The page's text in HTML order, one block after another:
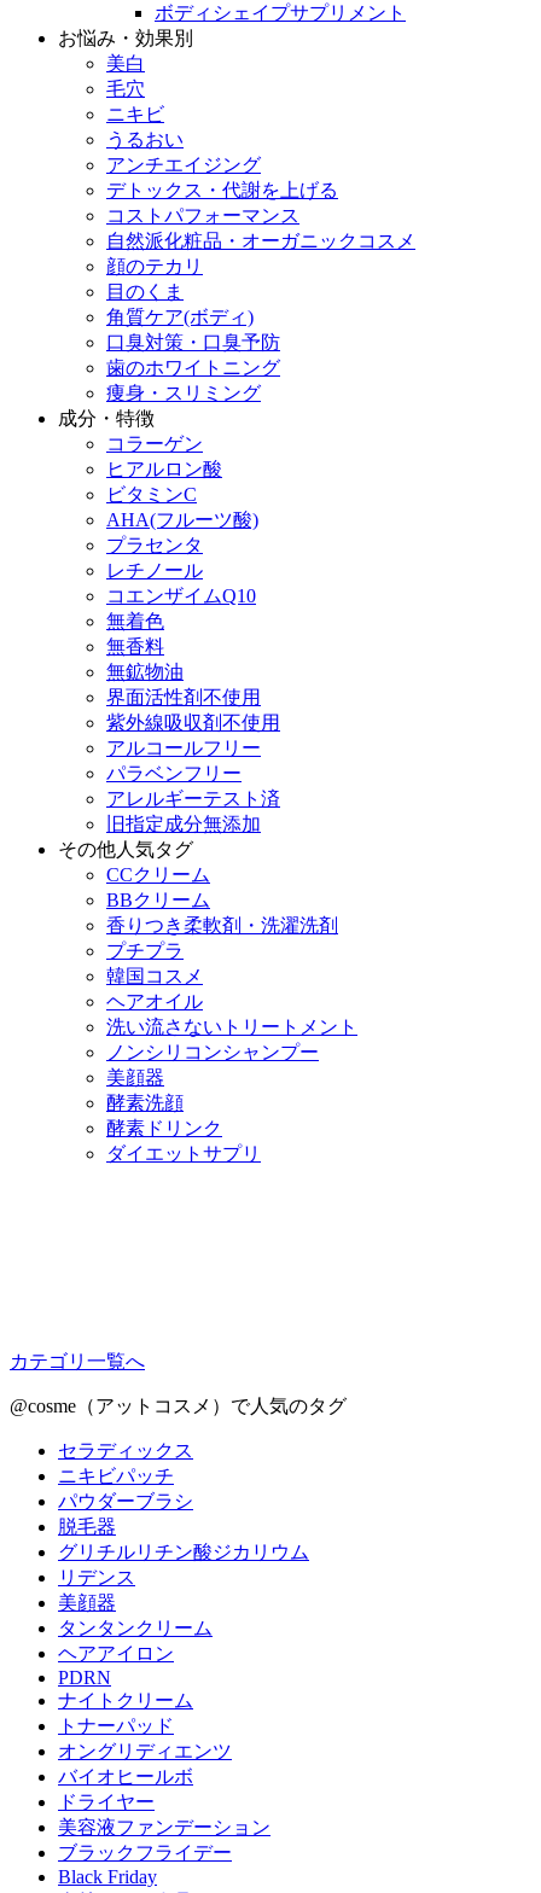
ボディシェイプサプリメント
お悩み・効果別
美白
毛穴
ニキビ
うるおい
アンチエイジング
デトックス・代謝を上げる
コストパフォーマンス
自然派化粧品・オーガニックコスメ
顔のテカリ
目のくま
角質ケア(ボディ)
口臭対策・口臭予防
歯のホワイトニング
痩身・スリミング
成分・特徴
コラーゲン
ヒアルロン酸
ビタミンC
AHA(フルーツ酸)
プラセンタ
レチノール
コエンザイムQ10
無着色
無香料
無鉱物油
界面活性剤不使用
紫外線吸収剤不使用
アルコールフリー
パラベンフリー
アレルギーテスト済
旧指定成分無添加
その他人気タグ
CCクリーム
BBクリーム
香りつき柔軟剤・洗濯洗剤
プチプラ
韓国コスメ
ヘアオイル
洗い流さないトリートメント
ノンシリコンシャンプー
美顔器
酵素洗顔
酵素ドリンク
ダイエットサプリ
カテゴリ一覧へ
@cosme（アットコスメ）で人気のタグ
セラディックス
ニキビパッチ
パウダーブラシ
脱毛器
グリチルリチン酸ジカリウム
リデンス
美顔器
タンタンクリーム
ヘアアイロン
PDRN
ナイトクリーム
トナーパッド
オングリディエンツ
バイオヒールボ
ドライヤー
美容液ファンデーション
ブラックフライデー
Black Friday